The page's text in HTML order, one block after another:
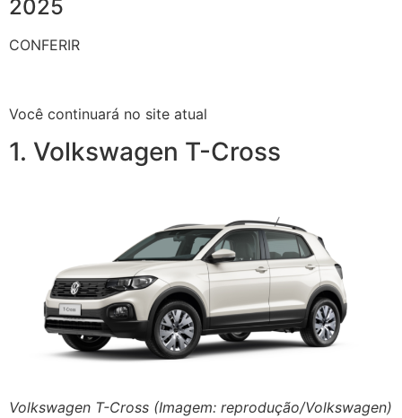
2025
CONFERIR
Você continuará no site atual
1. Volkswagen T-Cross
Volkswagen T-Cross (Imagem: reprodução/Volkswagen)